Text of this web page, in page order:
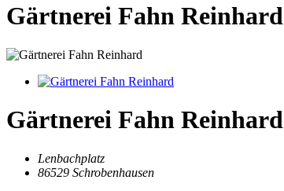
Gärtnerei Fahn Reinhard
Gärtnerei Fahn Reinhard
Lenbachplatz
86529 Schrobenhausen